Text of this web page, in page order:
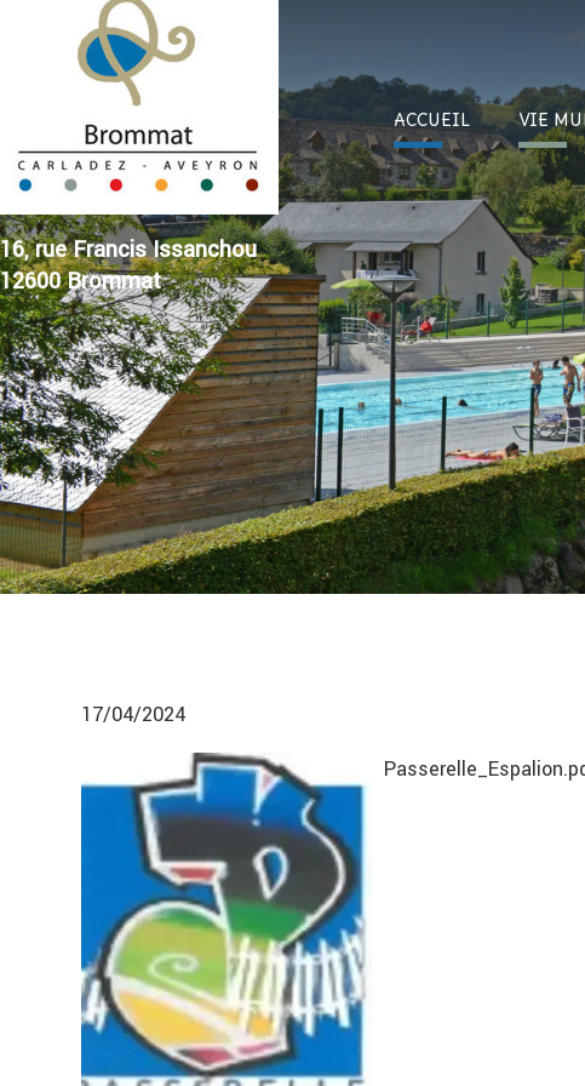
ACCUEIL VIE
16, rue Francis Issanchou
12600 Brommat
17/04/2024